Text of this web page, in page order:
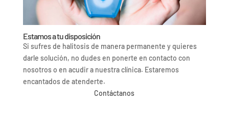
Estamos a tu disposición
Si sufres de halitosis de manera permanente y quieres
darle solución, no dudes en ponerte en contacto con
nosotros o en acudir a nuestra clínica. Estaremos
encantados de atenderte.
Contáctanos